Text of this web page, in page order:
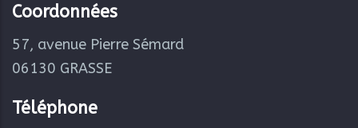
Coordonnées
57, avenue Pierre Sémard
06130 GRASSE
Téléphone